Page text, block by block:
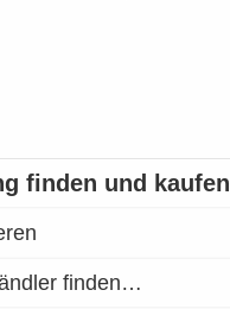
finden und kaufen
finden…